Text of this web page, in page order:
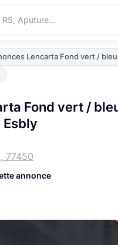
Lencarta Fond vert /
Fond vert /
77450
annonce